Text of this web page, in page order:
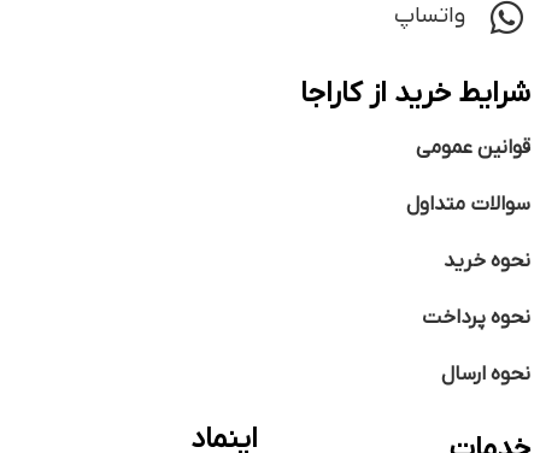
واتساپ
شرایط خرید از کاراجا
قوانین عمومی
سوالات متداول
نحوه خرید
نحوه پرداخت
نحوه ارسال
اینماد